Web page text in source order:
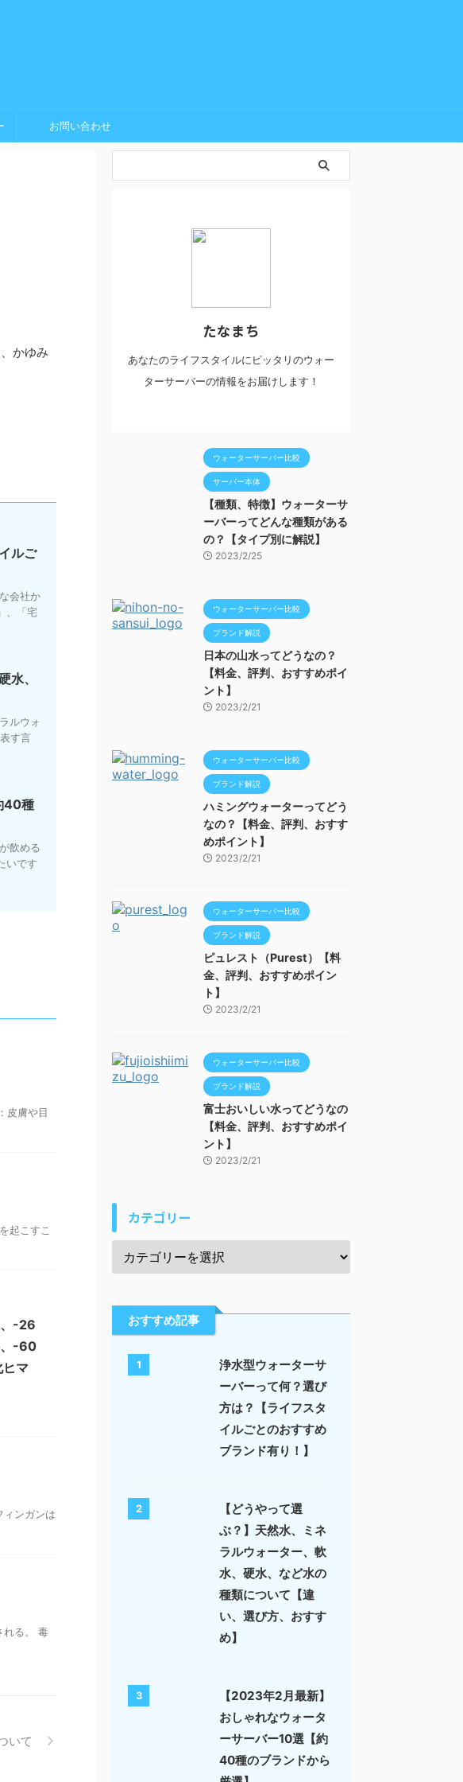
お問い合わせ
かゆみ
ルご
会社か
、「宅
水、
ルウォ
す言
40種
飲める
いです
皮膚や目
起こすこ
-26
-60
マ
ィンガンは
れる。 毒
いて
たなまち
あなたのライフスタイルにピッタリのウォー
ターサーバーの情報をお届けします！
ウォーターサーバー比較
サーバー本体
【種類、特徴】ウォーターサ
ーバーってどんな種類がある
の？【タイプ別に解説】
2023/2/25
ウォーターサーバー比較
ブランド解説
日本の山水ってどうなの？
【料金、評判、おすすめポイ
ント】
2023/2/21
ウォーターサーバー比較
ブランド解説
ハミングウォーターってどう
なの？【料金、評判、おすす
めポイント】
2023/2/21
ウォーターサーバー比較
ブランド解説
ピュレスト（Purest）【料
金、評判、おすすめポイン
ト】
2023/2/21
ウォーターサーバー比較
ブランド解説
富士おいしい水ってどうなの
【料金、評判、おすすめポイ
ント】
2023/2/21
カテゴリー
おすすめ記事
1
浄水型ウォーターサ
ーバーって何？選び
方は？【ライフスタ
イルごとのおすすめ
ブランド有り！】
2
【どうやって選
ぶ？】天然水、ミネ
ラルウォーター、軟
水、硬水、など水の
種類について【違
い、選び方、おすす
め】
3
【2023年2月最新】
おしゃれなウォータ
ーサーバー10選【約
40種のブランドから